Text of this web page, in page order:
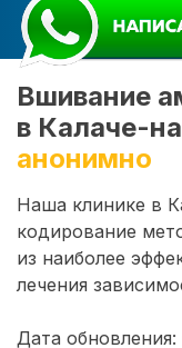
Вшивание
в Калаче-
анонимно
Наша клинике в
кодирование
из наиболее
лечения
Дата